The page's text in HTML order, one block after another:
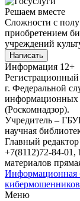
Решаем вместе
Сложности с
приобретением
учреждений
Написать
Информация 12+
г. Федеральной
информационных
(Роскомнадзор).
Учредитель –
научная
Главный
+7(8112)72-84-01,
материалов
Информационная
кибермошенников
Меню